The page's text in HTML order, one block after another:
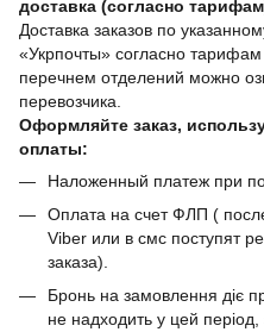
доставка (согласно
Доставка заказов по
«Укрпочты» согласно
перечнем отделений можно
перевозчика.
Оформляйте заказ,
оплаты:
Наложенный платеж при
Оплата на счет ФЛП (
Viber или в смс поступят
заказа).
Бронь на замовлення діє
не надходить у цей